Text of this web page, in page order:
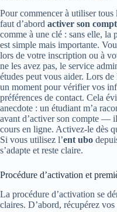
Pour commencer à utiliser
faut d’abord activer son
comme à une clé : sans elle, la
est simple mais importante.
lors de votre inscription ou à
ne les avez pas, le service
études peut vous aider. Lors
un moment pour vérifier vos
préférences de contact. Cela
anecdote : un étudiant m’a
avant d’activer son compte —
cours en ligne. Activez-le dès
Si vous utilisez l’ent ubo
s’adapte et reste claire.
Procédure d’activation et
La procédure d’activation se
claires. D’abord, récupérez vos